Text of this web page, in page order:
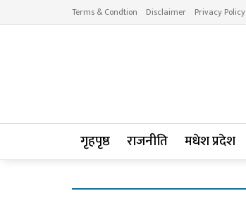
Terms & Condtion Disclaimer Privacy Policy
गृहपृष्ठ राजनीति मधेश प्रदेश